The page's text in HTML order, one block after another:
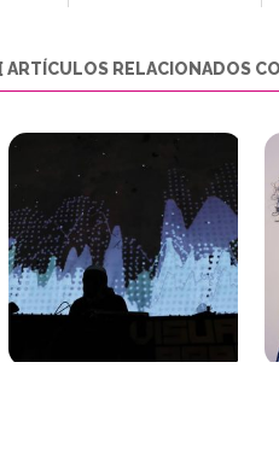
[ ARTÍCULOS RELACIONADOS